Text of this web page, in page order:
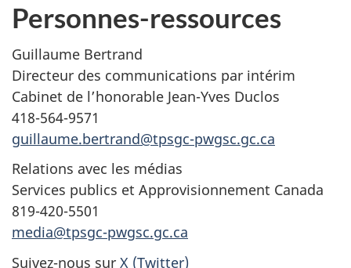
Personnes-ressources
Guillaume Bertrand
Directeur des communications par intérim
Cabinet de l’honorable Jean-Yves Duclos
418-564-9571
guillaume.bertrand@tpsgc-pwgsc.gc.ca
Relations avec les médias
Services publics et Approvisionnement Canada
819-420-5501
media@tpsgc-pwgsc.gc.ca
Suivez-nous sur X (Twitter)